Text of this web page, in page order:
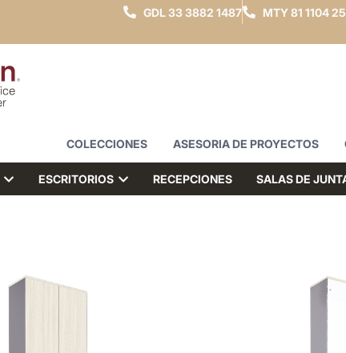
GDL33 3882 1487 MTY81 1104
COLECCIONES ASESORIA DE PROYECTOS
ESCRITORIOS RECEPCIONES SALAS DE